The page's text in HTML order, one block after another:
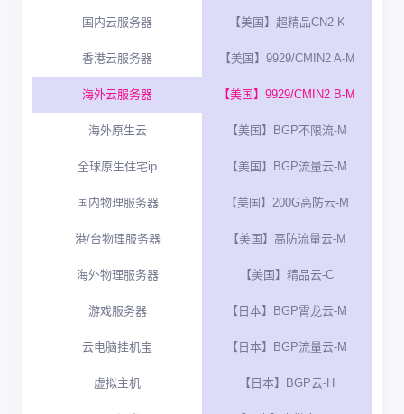
国内云服务器
香港云服务器
海外云服务器
海外原生云
全球原生住宅ip
国内物理服务器
港/台物理服务器
海外物理服务器
游戏服务器
云电脑挂机宝
虚拟主机
【美国】超精品CN2-K
【美国】9929/CMIN2 A-M
【美国】9929/CMIN2 B-M
【美国】BGP不限流-M
【美国】BGP流量云-M
【美国】200G高防云-M
【美国】高防流量云-M
【美国】精品云-C
【日本】BGP霄龙云-M
【日本】BGP流量云-M
【日本】BGP云-H